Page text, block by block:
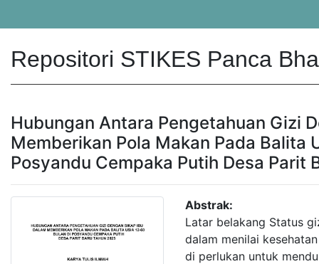
Repositori STIKES Panca
Hubungan Antara Pengetahuan Gizi
Memberikan Pola Makan Pada Balita
Posyandu Cempaka Putih Desa Parit
Abstrak:
Latar belakang Status
dalam menilai
di perlukan untuk